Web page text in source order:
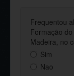
Frequentou
Formação
Madeira, no
Sim
Nao